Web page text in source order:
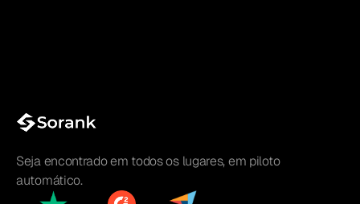
Seja encontrado em todos os lugares, em piloto
automático.